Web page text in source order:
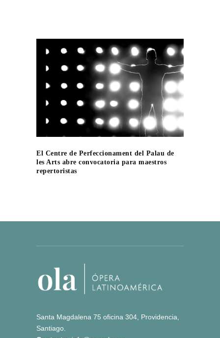
El Centre de Perfeccionament del Palau de
les Arts abre convocatoria para maestros
repertoristas
Santa Magdalena 75 oficina 304, Providencia,
Santiago.